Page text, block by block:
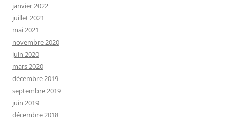
janvier 2022
juillet 2021
mai 2021
novembre 2020
juin 2020
mars 2020
décembre 2019
septembre 2019
juin 2019
décembre 2018